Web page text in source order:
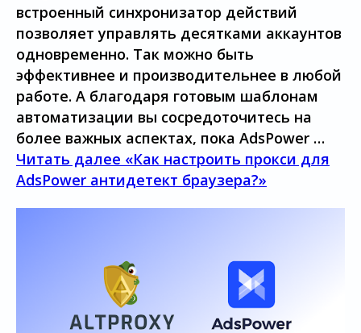
встроенный синхронизатор действий
позволяет управлять десятками аккаунтов
одновременно. Так можно быть
эффективнее и производительнее в любой
работе. А благодаря готовым шаблонам
автоматизации вы сосредоточитесь на
более важных аспектах, пока AdsPower …
Читать далее «Как настроить прокси для
AdsPower антидетект браузера?»